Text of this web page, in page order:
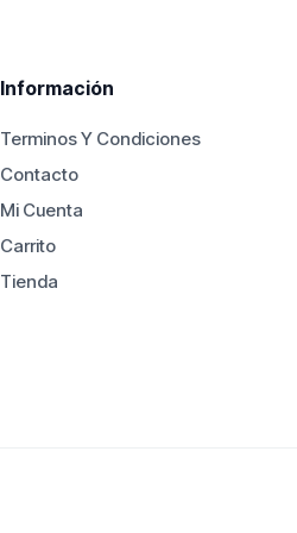
Información
Terminos Y Condiciones
Contacto
Mi Cuenta
Carrito
Tienda